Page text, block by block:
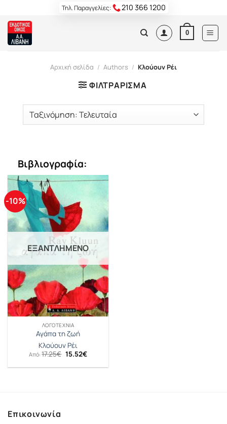
content
Τηλ. Παραγγελίες: 210 366 1200
0
Αρχική σελίδα / Authors / Κλούουν Ρέι
ΦΙΛΤΡΆΡΙΣΜΑ
Βιβλιογραφία:
-10%
ΕΞΑΝΤΛΗΜΈΝΟ
ΛΟΓΟΤΕΧΝΊΑ
Αγάπα τη ζωή
Κλούουν Ρέι
Από:17.25€ Original
price
was:
15.52€Η
τιμή
Επικοινωνία